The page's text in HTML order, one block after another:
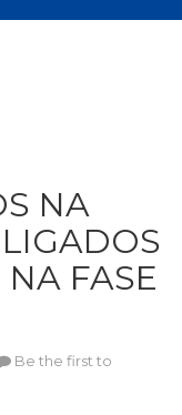
NA
FASE
Be the first to